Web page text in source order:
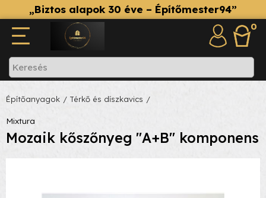
„Biztos alapok 30 éve – Építőmester94”
0
Építőanyagok / Térkő és díszkavics /
Mixtura
Mozaik kőszőnyeg "A+B" komponens